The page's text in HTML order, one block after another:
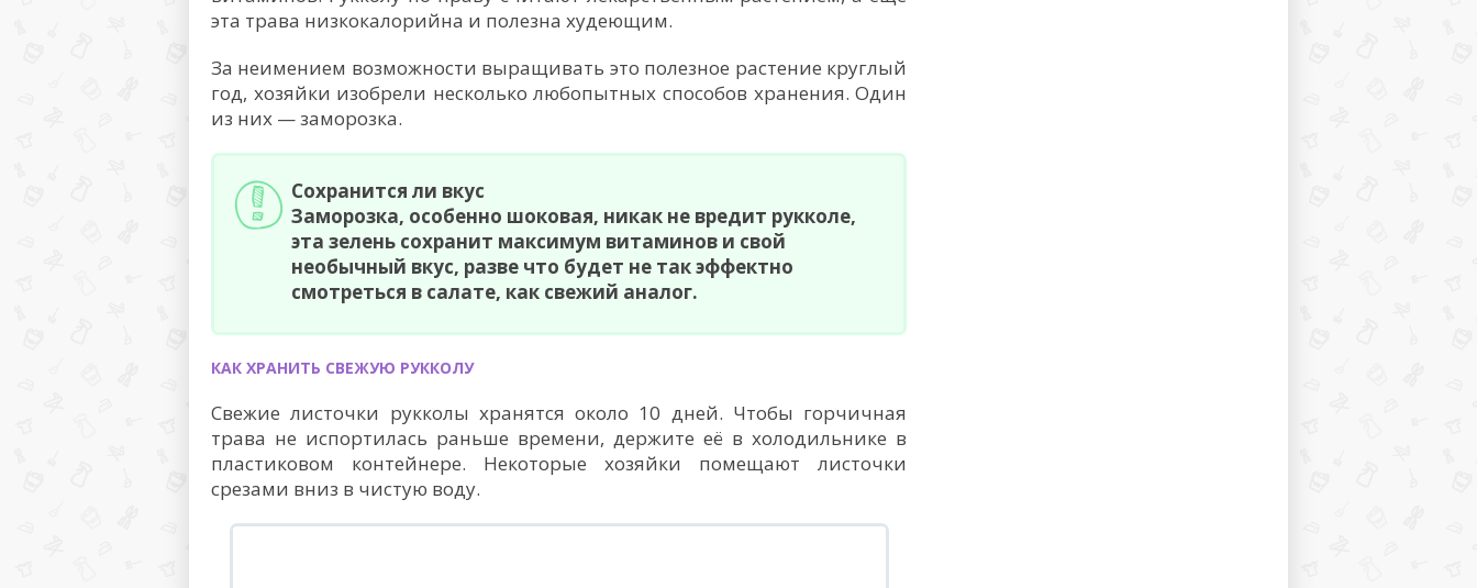
эта трава низкокалорийна и полезна худеющим.
За неимением возможности выращивать это полезное растение круглый
год, хозяйки изобрели несколько любопытных способов хранения. Один
из них — заморозка.
Сохранится ли вкус
Заморозка, особенно шоковая, никак не вредит рукколе,
эта зелень сохранит максимум витаминов и свой
необычный вкус, разве что будет не так эффектно
смотреться в салате, как свежий аналог.
КАК ХРАНИТЬ СВЕЖУЮ РУККОЛУ
Свежие листочки рукколы хранятся около 10 дней. Чтобы горчичная
трава не испортилась раньше времени, держите её в холодильнике в
пластиковом контейнере. Некоторые хозяйки помещают листочки
срезами вниз в чистую воду.